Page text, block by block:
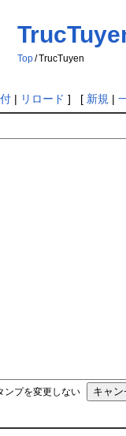
Top /TrucTuyen
| リロード ] [ 新規 |
ンプを変更しない